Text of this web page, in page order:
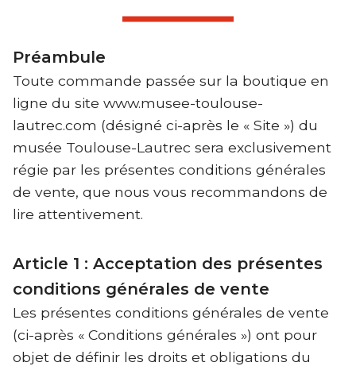
Préambule
Toute commande passée sur la boutique en
ligne du site www.musee-toulouse-
lautrec.com (désigné ci-après le « Site ») du
musée Toulouse-Lautrec sera exclusivement
régie par les présentes conditions générales
de vente, que nous vous recommandons de
lire attentivement.
Article 1 : Acceptation des présentes
conditions générales de vente
Les présentes conditions générales de vente
(ci-après « Conditions générales ») ont pour
objet de définir les droits et obligations du